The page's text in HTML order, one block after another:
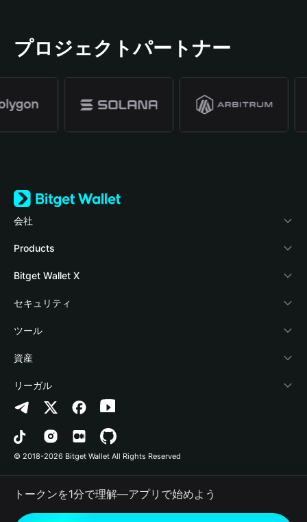
プロジェクトパートナー
会社
Bitget Walletについて
ブログ
アカデミー
暗号資産ニュース
Help Center
お問い合わせ
ブランドリソース
キャリア
Products
Crypto Card
Stablecoin Earn
Payfi Crypto
Crypto Swap API
Altcoin Season Index
Prediction Markets
DApp
RWA
Bitget Wallet X
デベロッパー
ウォレットを接続
Bitget Wallet Pay
プロジェクトを掲載
セキュリティ
保護基金
セキュリティ技術
ツール
暗号資産を購入
認証検出
コントラクト検出
一括送金
資産
Arbitrum
Avalanche
Bitcoin
Polygon
リーガル
プライバシーポリシー
利用規約
© 2018-2026 Bitget Wallet All Rights Reserved
トークンを1分で理解―アプリで始めよう